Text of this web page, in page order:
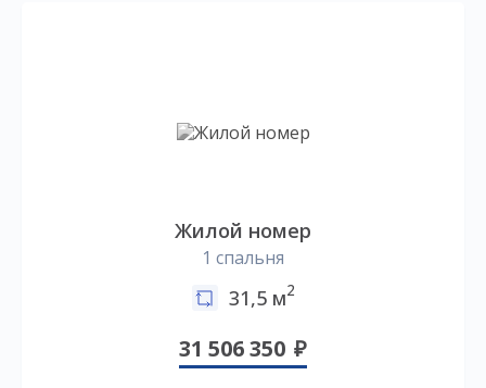
Жилой номер
1 спальня
31,5 м2
31 506 350